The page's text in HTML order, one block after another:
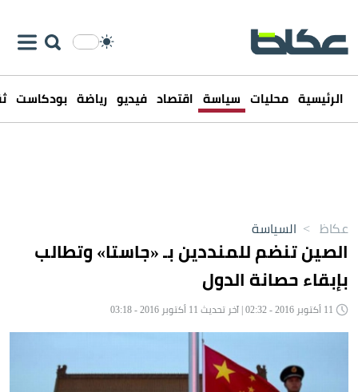
الرئيسية محليات سياسة اقتصاد فيديو رياضة بودكاست
عكاظ > السياسة
الصين تنضم للمنددين بـ «جاستا» وتطالب
بإبقاء حصانة الدول